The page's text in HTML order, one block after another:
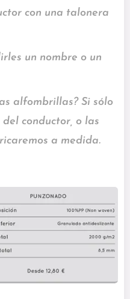
con una talonera
un nombre o un
alfombrillas? Si sólo
conductor, o las
a medida.